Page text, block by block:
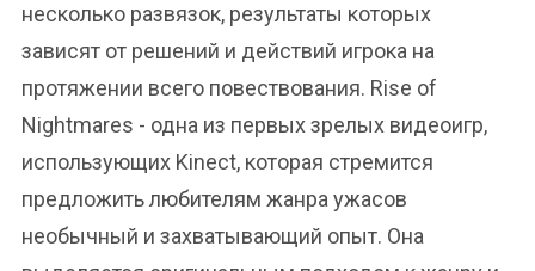
несколько развязок, результаты которых
зависят от решений и действий игрока на
протяжении всего повествования. Rise of
Nightmares - одна из первых зрелых видеоигр,
использующих Kinect, которая стремится
предложить любителям жанра ужасов
необычный и захватывающий опыт. Она